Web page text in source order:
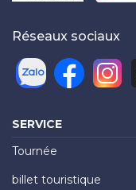
Réseaux sociaux
SERVICE
Tournée
billet touristique